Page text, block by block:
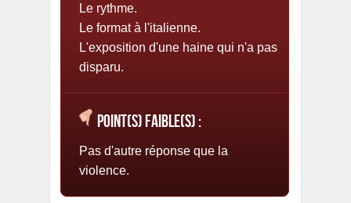
Le rythme.
Le format à l'italienne.
L'exposition d'une haine qui n'a pas
disparu.
Point(s) faible(s) :
Pas d'autre réponse que la
violence.